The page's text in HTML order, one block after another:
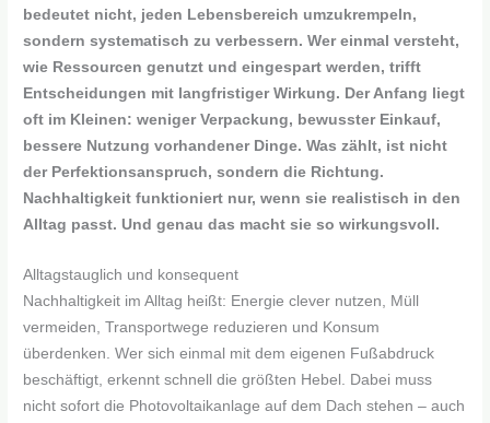
bedeutet nicht, jeden Lebensbereich umzukrempeln,
sondern systematisch zu verbessern. Wer einmal versteht,
wie Ressourcen genutzt und eingespart werden, trifft
Entscheidungen mit langfristiger Wirkung. Der Anfang liegt
oft im Kleinen: weniger Verpackung, bewusster Einkauf,
bessere Nutzung vorhandener Dinge. Was zählt, ist nicht
der Perfektionsanspruch, sondern die Richtung.
Nachhaltigkeit funktioniert nur, wenn sie realistisch in den
Alltag passt. Und genau das macht sie so wirkungsvoll.
Alltagstauglich und konsequent
Nachhaltigkeit im Alltag heißt: Energie clever nutzen, Müll
vermeiden, Transportwege reduzieren und Konsum
überdenken. Wer sich einmal mit dem eigenen Fußabdruck
beschäftigt, erkennt schnell die größten Hebel. Dabei muss
nicht sofort die Photovoltaikanlage auf dem Dach stehen – auch